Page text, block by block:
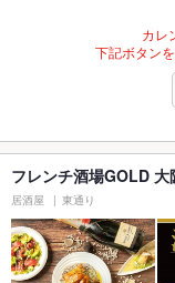
カレ
下記ボタン
フレンチ酒場GOLD 大
居酒屋 東通り